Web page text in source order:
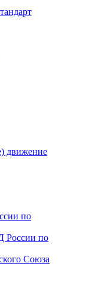
движение
по
России по
Союза